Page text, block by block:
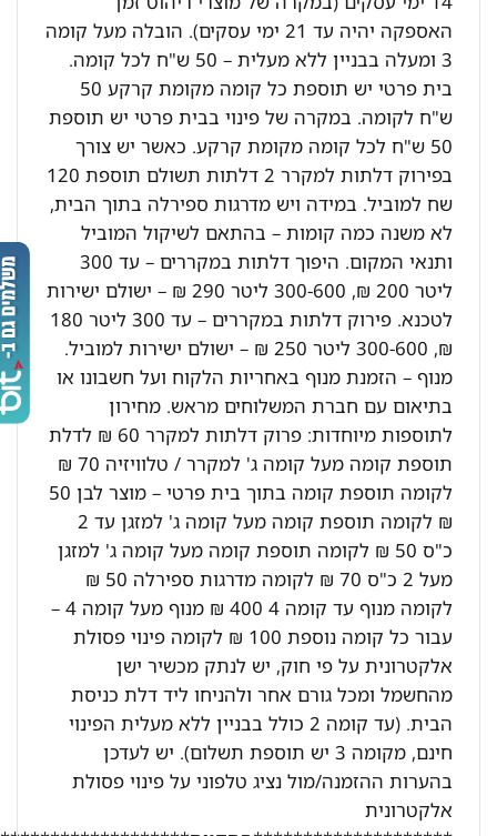
האספקה יהיה עד 21 ימי עסקים). הובלה מעל קומה
3 ומעלה בבניין ללא מעלית – 50 ש"ח לכל קומה.
בית פרטי יש תוספת כל קומה מקומת קרקע 50
ש"ח לקומה. במקרה של פינוי בבית פרטי יש תוספת
50 ש"ח לכל קומה מקומת קרקע. כאשר יש צורך
בפירוק דלתות למקרר 2 דלתות תשולם תוספת 120
שח למוביל. במידה ויש מדרגות ספירלה בתוך הבית,
לא משנה כמה קומות – בהתאם לשיקול המוביל
ותנאי המקום. היפוך דלתות במקררים – עד 300
ליטר 200 ₪, 300-600 ליטר 290 ₪ – ישולם ישירות
לטכנא. פירוק דלתות במקררים – עד 300 ליטר 180
₪, 300-600 ליטר 250 ₪ – ישולם ישירות למוביל.
מנוף – הזמנת מנוף באחריות הלקוח ועל חשבונו או
בתיאום עם חברת המשלוחים מראש. מחירון
לתוספות מיוחדות: פרוק דלתות למקרר 60 ₪ לדלת
תוספת קומה מעל קומה ג' למקרר / טלוויזיה 70 ₪
לקומה תוספת קומה בתוך בית פרטי – מוצר לבן 50
₪ לקומה תוספת קומה מעל קומה ג' למזגן עד 2
כ"ס 50 ₪ לקומה תוספת קומה מעל קומה ג' למזגן
מעל 2 כ"ס 70 ₪ לקומה מדרגות ספירלה 50 ₪
לקומה מנוף עד קומה 4 400 ₪ מנוף מעל קומה 4 –
עבור כל קומה נוספת 100 ₪ לקומה פינוי פסולת
אלקטרונית על פי חוק, יש לנתק מכשיר ישן
מהחשמל ומכל גורם אחר ולהניחו ליד דלת כניסת
הבית. (עד קומה 2 כולל בבניין ללא מעלית הפינוי
חינם, מקומה 3 יש תוספת תשלום). יש לעדכן
בהערות ההזמנה/מול נציג טלפוני על פינוי פסולת
אלקטרונית